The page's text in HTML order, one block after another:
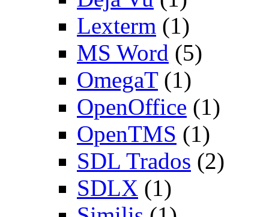
Lexterm (1)
MS Word (5)
OmegaT(1)
OpenOffice (1)
OpenTMS (1)
SDL Trados (2)
SDLX (1)